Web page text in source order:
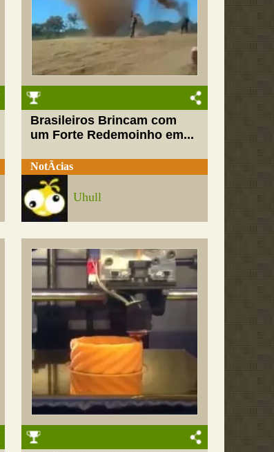
Brasileiros Brincam com
um Forte Redemoinho em...
NotÃ­cias
Uhull